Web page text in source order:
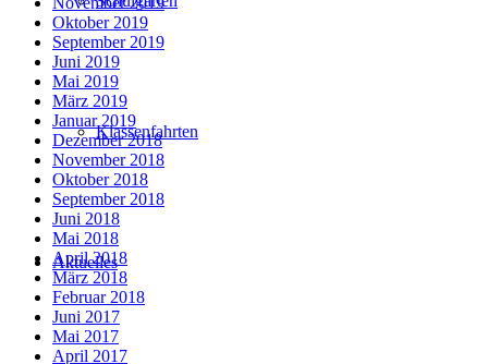
Klassenfahrten
Aktuelles
Oktober 2019
September 2019
Juni 2019
Mai 2019
März 2019
Januar 2019
Dezember 2018
November 2018
Oktober 2018
September 2018
Juni 2018
Mai 2018
April 2018
März 2018
Februar 2018
Juni 2017
Mai 2017
April 2017